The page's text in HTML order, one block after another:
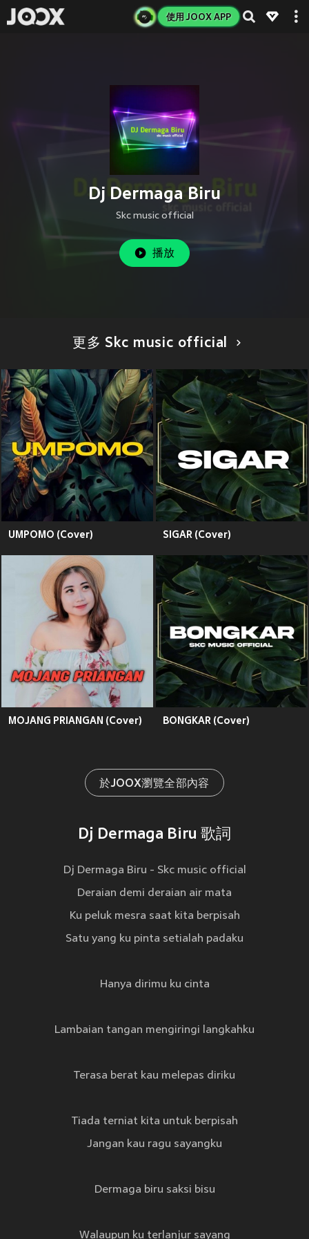
使用 JOOX APP
Dj Dermaga Biru
Skc music official
播放
更多 Skc music official
UMPOMO (Cover) SIGAR (Cover)
MOJANG PRIANGAN (Cover) BONGKAR (Cover)
於JOOX瀏覽全部內容
Dj Dermaga Biru 歌詞
Dj Dermaga Biru - Skc music official
Deraian demi deraian air mata
Ku peluk mesra saat kita berpisah
Satu yang ku pinta setialah padaku
Hanya dirimu ku cinta
Lambaian tangan mengiringi langkahku
Terasa berat kau melepas diriku
Tiada terniat kita untuk berpisah
Jangan kau ragu sayangku
Dermaga biru saksi bisu
Walaupun ku terlanjur sayang